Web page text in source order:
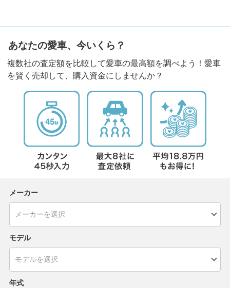
あなたの愛車、今いくら？
複数社の査定額を比較して愛車の最高額を調べよう！愛車
を賢く売却して、購入資金にしませんか？
メーカー
モデル
年式